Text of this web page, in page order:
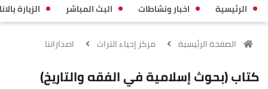
الرئيسية اخبار ونشاطات البث المباشر الزيارة
الصفحة الرئيسية مركز إحياء التراث اصداراتنا
كتاب (بحوث إسلامية في الفقه والتاريخ)